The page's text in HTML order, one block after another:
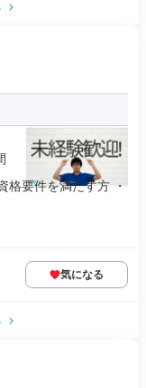
格要件を満たす方 ・
気になる